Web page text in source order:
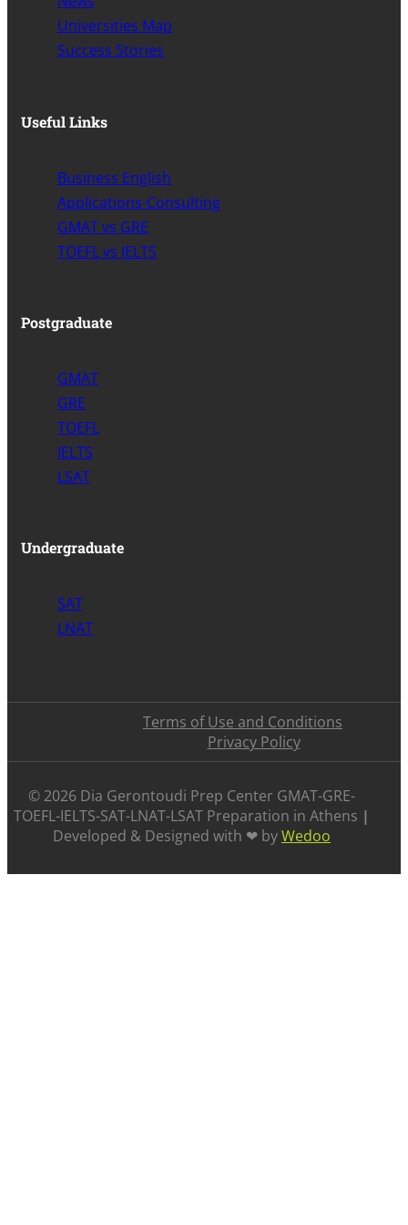
Universities Map
Success Stories
Useful Links
Business English
Applications-Consulting
GMAT vs GRE
TOEFL vs IELTS
Postgraduate
GMAT
GRE
TOEFL
IELTS
LSAT
Undergraduate
SAT
LNAT
Terms of Use and Conditions
Privacy Policy
©️ 2026 Dia Gerontoudi Prep Center GMAT-GRE-
TOEFL-IELTS-SAT-LNAT-LSAT Preparation in Athens |
Developed & Designed with ❤ byWedoo